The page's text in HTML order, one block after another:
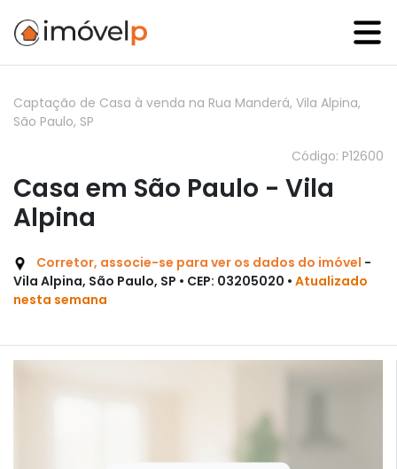
Captação de Casa à venda na Rua Manderá, Vila Alpina,
São Paulo, SP
Código: P12600
Casa em São Paulo - Vila
Alpina
Corretor, associe-se para ver os dados do imóvel -
Vila Alpina, São Paulo, SP • CEP: 03205020 • Atualizado
nesta semana